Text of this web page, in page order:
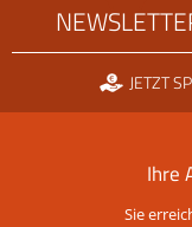
JETZT
Ihre
Sie